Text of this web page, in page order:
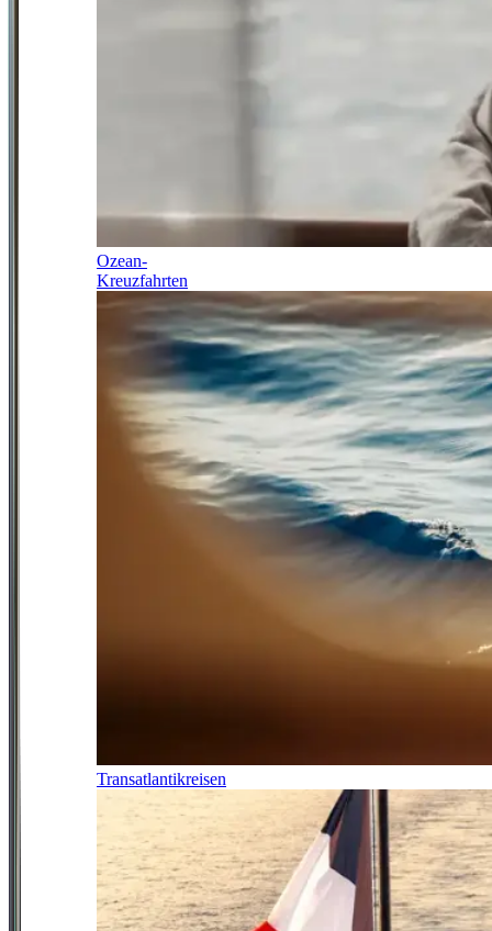
Ozean-
Kreuzfahrten
Transatlantikreisen